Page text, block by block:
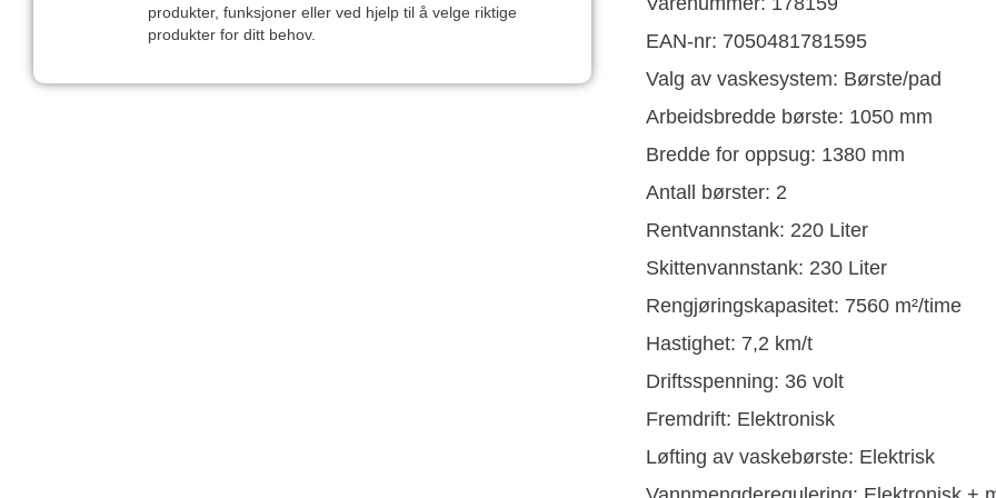
produkter, funksjoner eller ved hjelp til å velge riktige
produkter for ditt behov.
EAN-nr: 7050481781595
Valg av vaskesystem: Børste/pad
Arbeidsbredde børste: 1050 mm
Bredde for oppsug: 1380 mm
Antall børster: 2
Rentvannstank: 220 Liter
Skittenvannstank: 230 Liter
Rengjøringskapasitet: 7560 m²/time
Hastighet: 7,2 km/t
Driftsspenning: 36 volt
Fremdrift: Elektronisk
Løfting av vaskebørste: Elektrisk